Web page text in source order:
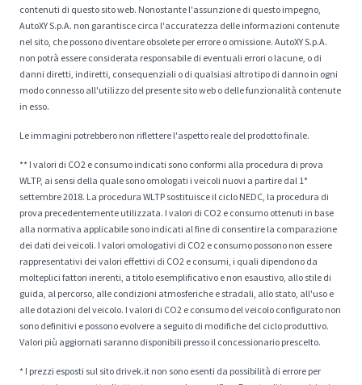
contenuti di questo sito web. Nonostante l'assunzione di questo impegno,
AutoXY S.p.A. non garantisce circa l'accuratezza delle informazioni contenute
nel sito, che possono diventare obsolete per errore o omissione. AutoXY S.p.A.
non potrà essere considerata responsabile di eventuali errori o lacune, o di
danni diretti, indiretti, consequenziali o di qualsiasi altro tipo di danno in ogni
modo connesso all'utilizzo del presente sito web o delle funzionalità contenute
in esso.
Le immagini potrebbero non riflettere l'aspetto reale del prodotto finale.
** I valori di CO2 e consumo indicati sono conformi alla procedura di prova
WLTP, ai sensi della quale sono omologati i veicoli nuovi a partire dal 1°
settembre 2018. La procedura WLTP sostituisce il ciclo NEDC, la procedura di
prova precedentemente utilizzata. I valori di CO2 e consumo ottenuti in base
alla normativa applicabile sono indicati al fine di consentire la comparazione
dei dati dei veicoli. I valori omologativi di CO2 e consumo possono non essere
rappresentativi dei valori effettivi di CO2 e consumi, i quali dipendono da
molteplici fattori inerenti, a titolo esemplificativo e non esaustivo, allo stile di
guida, al percorso, alle condizioni atmosferiche e stradali, allo stato, all'uso e
alle dotazioni del veicolo. I valori di CO2 e consumo del veicolo configurato non
sono definitivi e possono evolvere a seguito di modifiche del ciclo produttivo.
Valori più aggiornati saranno disponibili presso il concessionario prescelto.
* I prezzi esposti sul sito drivek.it non sono esenti da possibilità di errore per